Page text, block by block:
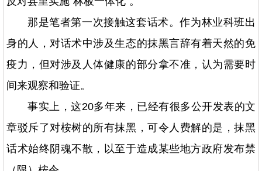
那是笔者第一次接触这套话术。作为林业科班出
身的人，对话术中涉及生态的抹黑言辞有着天然的免
疫力，但对涉及人体健康的部分拿不准，认为需要时
间来观察和验证。
事实上，这20多年来，已经有很多公开发表的文
章驳斥了对桉树的所有抹黑，可令人费解的是，抹黑
话术始终阴魂不散，以至于造成某些地方政府发布禁